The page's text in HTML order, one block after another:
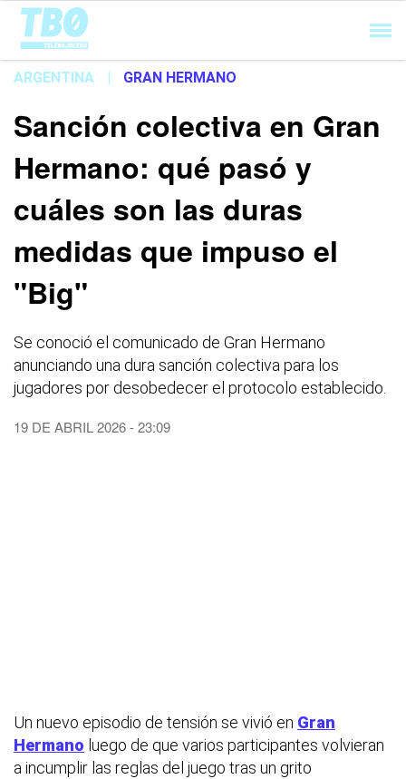
Cargando...
ARGENTINA | GRAN HERMANO
Sanción colectiva en Gran
Hermano: qué pasó y
cuáles son las duras
medidas que impuso el
"Big"
Se conoció el comunicado de Gran Hermano
anunciando una dura sanción colectiva para los
jugadores por desobedecer el protocolo establecido.
19 DE ABRIL 2026 - 23:09
Un nuevo episodio de tensión se vivió en Gran
Hermano luego de que varios participantes volvieran
a incumplir las reglas del juego tras un grito